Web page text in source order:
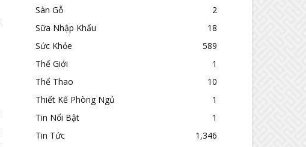
Sàn Gỗ
2
Sữa Nhập Khẩu
18
Sức Khỏe
589
Thế Giới
1
Thể Thao
10
Thiết Kế Phòng Ngủ
1
Tin Nổi Bật
1
Tin Tức
1,346